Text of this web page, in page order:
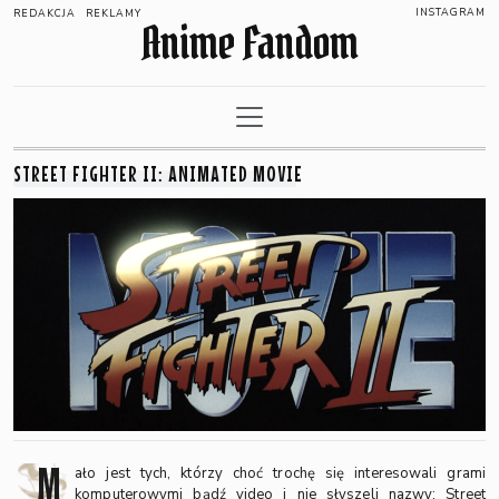
REDAKCJA REKLAMY INSTAGRAM
Anime Fandom
STREET FIGHTER II: ANIMATED MOVIE
M
ało jest tych, którzy choć trochę się interesowali grami
komputerowymi bądź video i nie słyszeli nazwy: Street